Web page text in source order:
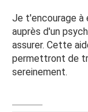
Je t'encourage à
auprès d'un
assurer. Cette
permettront de
sereinement.